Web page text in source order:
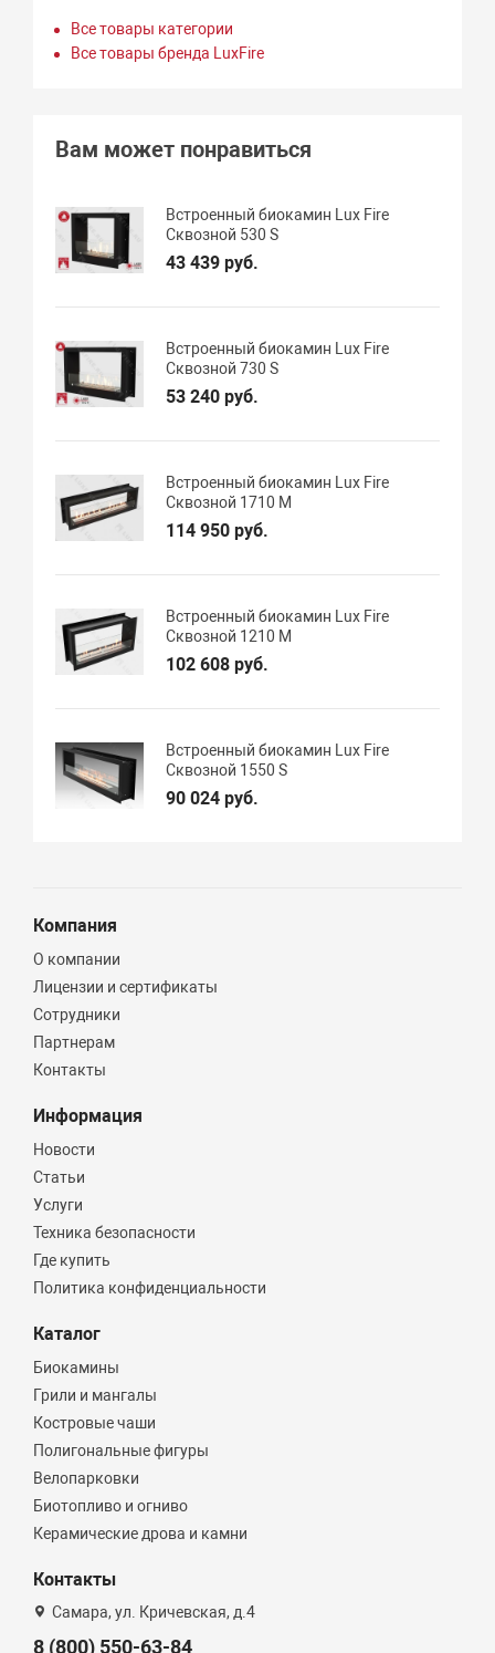
Все товары категории
Все товары бренда LuxFire
Вам может понравиться
Встроенный биокамин Lux Fire
Сквозной 530 S
43 439 руб.
Встроенный биокамин Lux Fire
Сквозной 730 S
53 240 руб.
Встроенный биокамин Lux Fire
Cквозной 1710 M
114 950 руб.
Встроенный биокамин Lux Fire
Сквозной 1210 М
102 608 руб.
Встроенный биокамин Lux Fire
Сквозной 1550 S
90 024 руб.
Компания
О компании
Лицензии и сертификаты
Сотрудники
Партнерам
Контакты
Информация
Новости
Статьи
Услуги
Техника безопасности
Где купить
Политика конфиденциальности
Каталог
Биокамины
Грили и мангалы
Костровые чаши
Полигональные фигуры
Велопарковки
Биотопливо и огниво
Керамические дрова и камни
Контакты
Самара, ул. Кричевская, д.4
8 (800) 550-63-84